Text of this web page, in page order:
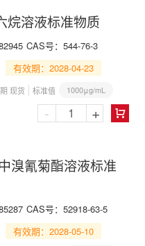
烷溶液标准物质
CAS号： 544-76-3
有效期：2028-04-23
现货 标准值 1000μg/mL

- +
溴氰菊酯溶液标准
CAS号： 52918-63-5
有效期：2028-05-10